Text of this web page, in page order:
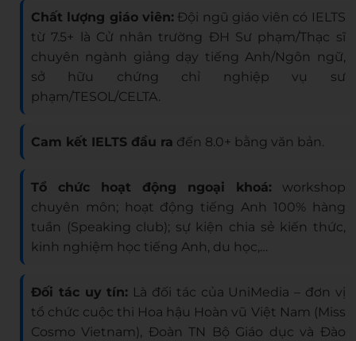
Chất lượng giáo viên:Đội ngũ giáo viên có IELTS
từ 7.5+ là Cử nhân trường ĐH Sư phạm/Thạc sĩ
chuyên ngành giảng dạy tiếng Anh/Ngôn ngữ,
sở hữu chứng chỉ nghiệp vụ sư
phạm/TESOL/CELTA.
Cam kết IELTS đầu ra đến 8.0+ bằng văn bản.
Tổ chức hoạt động ngoại khoá:workshop
chuyên môn; hoạt động tiếng Anh 100% hàng
tuần (Speaking club); sự kiện chia sẻ kiến thức,
kinh nghiệm học tiếng Anh, du học,…
Đối tác uy tín: Là đối tác của UniMedia – đơn vị
tổ chức cuộc thi Hoa hậu Hoàn vũ Việt Nam (Miss
Cosmo Vietnam), Đoàn TN Bộ Giáo dục và Đào